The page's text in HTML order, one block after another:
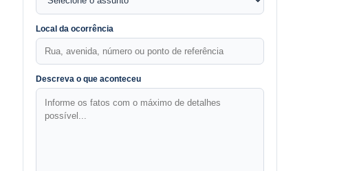
Local da ocorrência
Descreva o que aconteceu